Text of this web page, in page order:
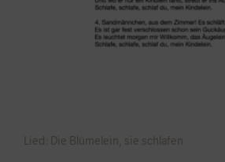
Lied: Die Blümelein, sie schlafen